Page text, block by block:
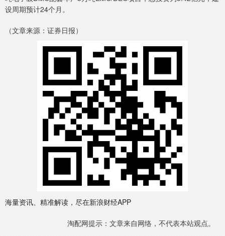
设周期预计24个月。
（文章来源：证券日报）
海量资讯、精准解读，尽在新浪财经APP
淘配网提示：文章来自网络，不代表本站观点。